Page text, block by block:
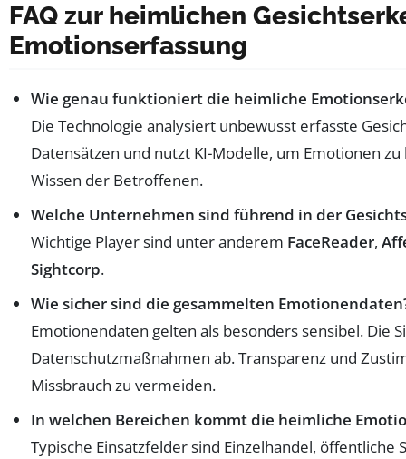
FAQ zur heimlichen
Emotionserfassung
Wie genau funktioniert die heimliche
Die Technologie analysiert unbewusst erfasste
Datensätzen und nutzt KI-Modelle, um Emotionen
Wissen der Betroffenen.
Welche Unternehmen sind führend in der
Wichtige Player sind unter anderem FaceReader,
Sightcorp.
Wie sicher sind die gesammelten
Emotionendaten gelten als besonders sensibel. Die
Datenschutzmaßnahmen ab. Transparenz und
Missbrauch zu vermeiden.
In welchen Bereichen kommt die heimliche
Typische Einsatzfelder sind Einzelhandel,